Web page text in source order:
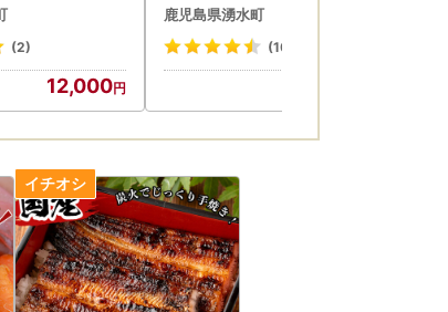
_y147
(2)
12,000
鹿児島県湧水町
(10)